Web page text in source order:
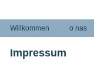
Willkommen o nas
Impressum